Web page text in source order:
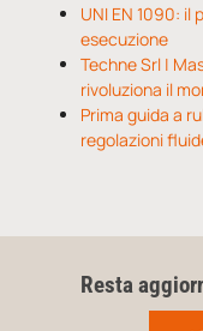
UNI EN 1090:
esecuzione
Techne Srl |
rivoluziona il
Prima guida a
regolazioni
Resta